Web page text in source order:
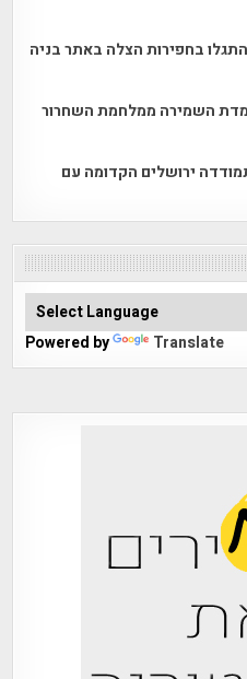
בנות 4,000 שנה התגלו בחפירות הצלה באתר בניה
השמירה ממלחמת השחרור
ירושלים הקדומה עם
Powered by Translate